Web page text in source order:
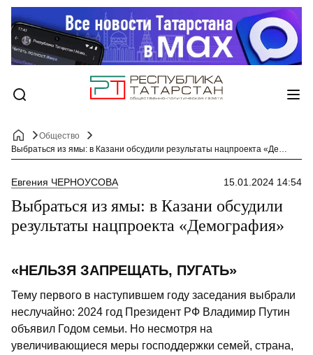
Общество
Выбраться из ямы: в Казани обсудили результаты нацпроекта «Демография»
Евгения ЧЕРНОУСОВА 15.01.2024 14:54
Выбраться из ямы: в Казани обсудили
результаты нацпроекта «Демография»
«НЕЛЬЗЯ ЗАПРЕЩАТЬ, ПУГАТЬ»
Тему первого в наступившем году заседания выбрали
неслучайно: 2024 год Президент РФ Владимир Путин
объявил Годом семьи. Но несмотря на
увеличивающиеся меры господдержки семей, страна,